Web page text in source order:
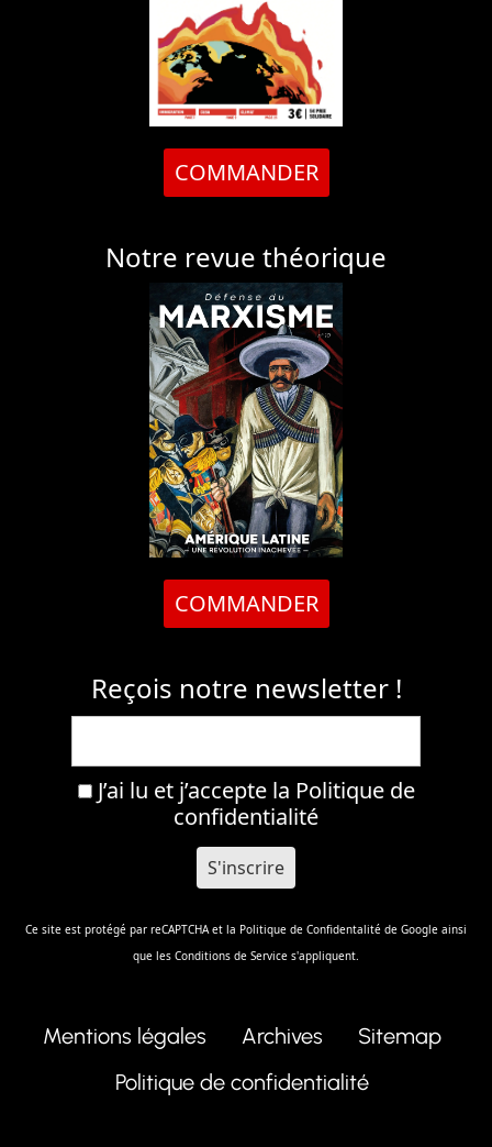
COMMANDER
Notre revue théorique
COMMANDER
Reçois notre newsletter !
J’ai lu et j’accepte la Politique de
confidentialité
Ce site est protégé par reCAPTCHA et la Politique de Confidentalité de Google ainsi
que les Conditions de Service s'appliquent.
Mentions légales Archives
Sitemap
Politique de confidentialité